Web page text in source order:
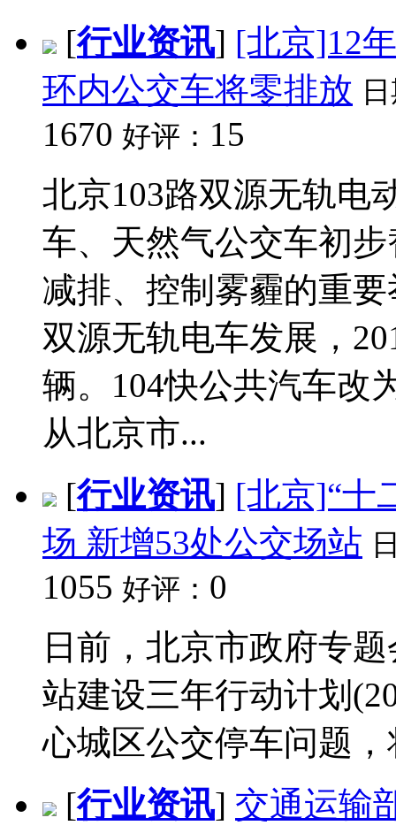
[行业资讯] [北京]12
环内公交车将零排放
1670 好评： 15
北京103路双源无轨电
车、天然气公交车初
减排、控制雾霾的重
双源无轨电车发展，
辆。104快公共汽车改
从北京市...
[行业资讯] [北京]“十
场 新增53处公交场站
1055 好评： 0
日前，北京市政府专
站建设三年行动计划
心城区公交停车问题
[行业资讯] 交通运输